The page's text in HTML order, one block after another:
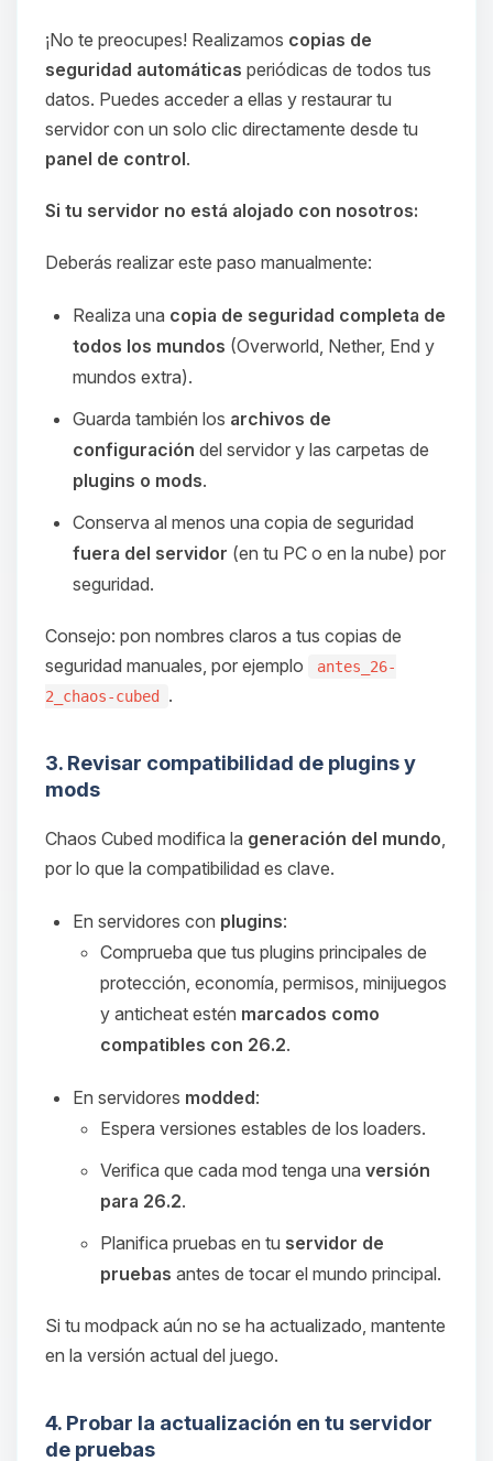
¡No te preocupes! Realizamos copias de
seguridad automáticas periódicas de todos tus
datos. Puedes acceder a ellas y restaurar tu
servidor con un solo clic directamente desde tu
panel de control.
Si tu servidor no está alojado con nosotros:
Deberás realizar este paso manualmente:
Realiza una copia de seguridad completa de
todos los mundos (Overworld, Nether, End y
mundos extra).
Guarda también los archivos de
configuración del servidor y las carpetas de
plugins o mods.
Conserva al menos una copia de seguridad
fuera del servidor (en tu PC o en la nube) por
seguridad.
Consejo: pon nombres claros a tus copias de
seguridad manuales, por ejemplo
antes_26-
2_chaos-cubed
.
3. Revisar compatibilidad de plugins y
mods
Chaos Cubed modifica la generación del mundo
por lo que la compatibilidad es clave.
En servidores con plugins:
Comprueba que tus plugins principales de
protección, economía, permisos, minijuegos
y anticheat estén marcados como
compatibles con 26.2.
En servidores modded:
Espera versiones estables de los loaders.
Verifica que cada mod tenga una versión
para 26.2.
Planifica pruebas en tu servidor de
pruebas antes de tocar el mundo principal.
Si tu modpack aún no se ha actualizado, mantente
en la versión actual del juego.
4. Probar la actualización en tu servidor
de pruebas